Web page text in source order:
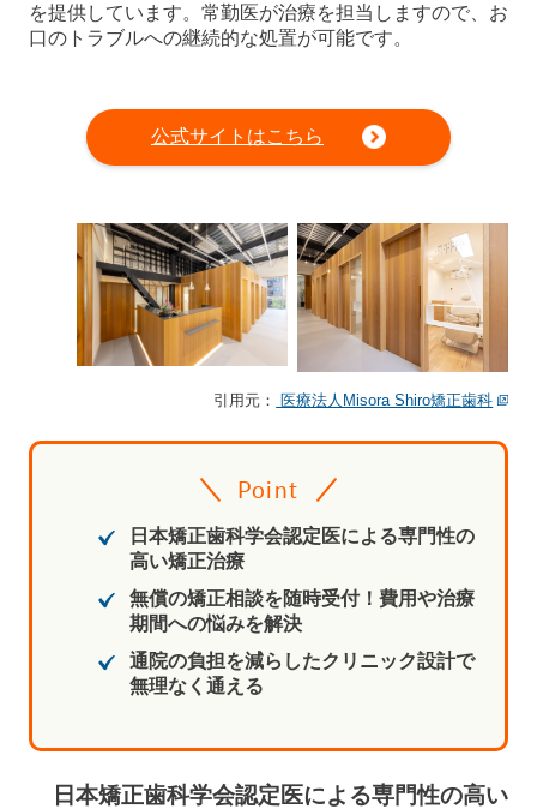
を提供しています。常勤医が治療を担当しますので、お
口のトラブルへの継続的な処置が可能です。
公式サイトはこちら
引用元： 医療法人Misora Shiro矯正歯科
Point
日本矯正歯科学会認定医による専門性の
高い矯正治療
無償の矯正相談を随時受付！費用や治療
期間への悩みを解決
通院の負担を減らしたクリニック設計で
無理なく通える
日本矯正歯科学会認定医による専門性の高い